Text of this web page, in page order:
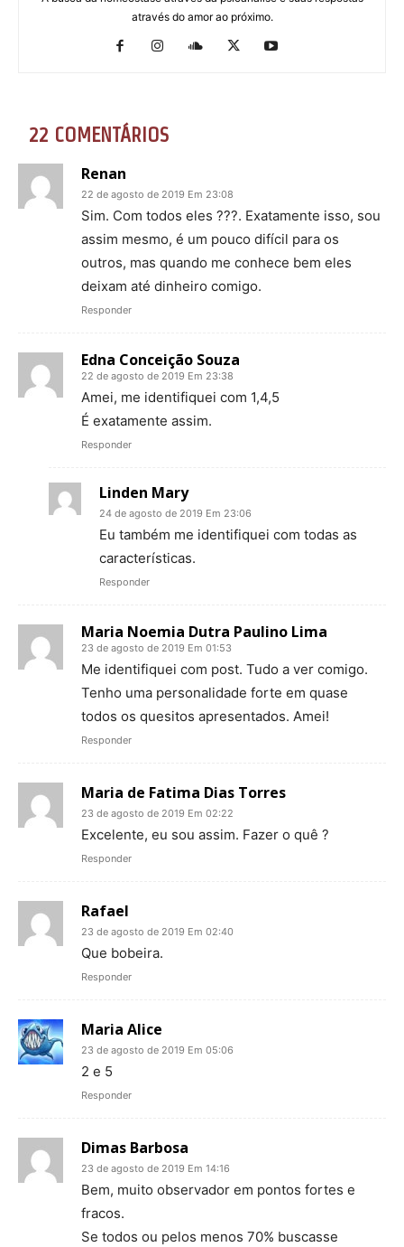
através do amor ao próximo.
22 COMENTÁRIOS
Renan
22 de agosto de 2019 Em 23:08
Sim. Com todos eles ???. Exatamente isso, sou
assim mesmo, é um pouco difícil para os
outros, mas quando me conhece bem eles
deixam até dinheiro comigo.
Responder
Edna Conceição Souza
22 de agosto de 2019 Em 23:38
Amei, me identifiquei com 1,4,5
É exatamente assim.
Responder
Linden Mary
24 de agosto de 2019 Em 23:06
Eu também me identifiquei com todas as
características.
Responder
Maria Noemia Dutra Paulino Lima
23 de agosto de 2019 Em 01:53
Me identifiquei com post. Tudo a ver comigo.
Tenho uma personalidade forte em quase
todos os quesitos apresentados. Amei!
Responder
Maria de Fatima Dias Torres
23 de agosto de 2019 Em 02:22
Excelente, eu sou assim. Fazer o quê ?
Responder
Rafael
23 de agosto de 2019 Em 02:40
Que bobeira.
Responder
Maria Alice
23 de agosto de 2019 Em 05:06
2 e 5
Responder
Dimas Barbosa
23 de agosto de 2019 Em 14:16
Bem, muito observador em pontos fortes e
fracos.
Se todos ou pelos menos 70% buscasse